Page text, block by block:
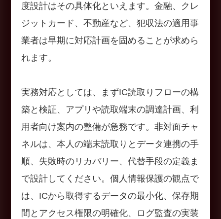
度設計はその具体化といえます。金融、クレ
ジットカード、不動産など、犯収法の適用事
業者は早期に対応計画を固めることが求めら
れます。
実務対応としては、まずIC読取りフローの構
築と検証、アプリや読取端末の調達計画、利
用者向け案内の整備が急務です。非対面チャ
ネルは、本人の端末読取りとデータ連携の手
順、失敗時のリカバリー、代替手段の定義ま
で設計してください。個人情報保護の観点で
は、ICから取得するデータの最小化、保存期
間とアクセス権限の明確化、ログ監査の実装